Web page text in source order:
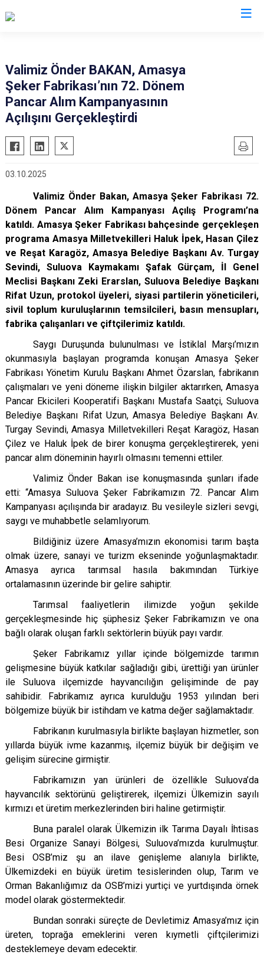
Valimiz Önder BAKAN, Amasya
Şeker Fabrikası’nın 72. Dönem
Pancar Alım Kampanyasının
Açılışını Gerçekleştirdi
03.10.2025
Valimiz Önder Bakan, Amasya Şeker Fabrikası 72.
Dönem Pancar Alım Kampanyası Açılış Programı’na
katıldı. Amasya Şeker Fabrikası bahçesinde gerçekleşen
programa Amasya Milletvekilleri Haluk İpek, Hasan Çilez
ve Reşat Karagöz, Amasya Belediye Başkanı Av. Turgay
Sevindi, Suluova Kaymakamı Şafak Gürçam, İl Genel
Meclisi Başkanı Zeki Erarslan, Suluova Belediye Başkanı
Rifat Uzun, protokol üyeleri, siyasi partilerin yöneticileri,
sivil toplum kuruluşlarının temsilcileri, basın mensupları,
fabrika çalışanları ve çiftçilerimiz katıldı.
Saygı Duruşunda bulunulması ve İstiklal Marşı’mızın
okunmasıyla başlayan programda konuşan Amasya Şeker
Fabrikası Yönetim Kurulu Başkanı Ahmet Özarslan, fabrikanın
çalışmaları ve yeni döneme ilişkin bilgiler aktarırken, Amasya
Pancar Ekicileri Kooperatifi Başkanı Mustafa Saatçi, Suluova
Belediye Başkanı Rifat Uzun, Amasya Belediye Başkanı Av.
Turgay Sevindi, Amasya Milletvekilleri Reşat Karagöz, Hasan
Çilez ve Haluk İpek de birer konuşma gerçekleştirerek, yeni
pancar alım döneminin hayırlı olmasını temenni ettiler.
Valimiz Önder Bakan ise konuşmasında şunları ifade
etti: “Amasya Suluova Şeker Fabrikamızın 72. Pancar Alım
Kampanyası açılışında bir aradayız. Bu vesileyle sizleri sevgi,
saygı ve muhabbetle selamlıyorum.
Bildiğiniz üzere Amasya’mızın ekonomisi tarım başta
olmak üzere, sanayi ve turizm ekseninde yoğunlaşmaktadır.
Amasya ayrıca tarımsal hasıla bakımından Türkiye
ortalamasının üzerinde bir gelire sahiptir.
Tarımsal faaliyetlerin ilimizde yoğun şekilde
gerçekleşmesinde hiç şüphesiz Şeker Fabrikamızın ve ona
bağlı olarak oluşan farklı sektörlerin büyük payı vardır.
Şeker Fabrikamız yıllar içinde bölgemizde tarımın
gelişmesine büyük katkılar sağladığı gibi, ürettiği yan ürünler
ile Suluova ilçemizde hayvancılığın gelişiminde de pay
sahibidir. Fabrikamız ayrıca kurulduğu 1953 yılından beri
bölgemize büyük bir istihdam ve katma değer sağlamaktadır.
Fabrikanın kurulmasıyla birlikte başlayan hizmetler, son
yıllarda büyük ivme kazanmış, ilçemiz büyük bir değişim ve
gelişim sürecine girmiştir.
Fabrikamızın yan ürünleri de özellikle Suluova’da
hayvancılık sektörünü geliştirerek, ilçemizi Ülkemizin sayılı
kırmızı et üretim merkezlerinden biri haline getirmiştir.
Buna paralel olarak Ülkemizin ilk Tarıma Dayalı İhtisas
Besi Organize Sanayi Bölgesi, Suluova’mızda kurulmuştur.
Besi OSB’miz şu an ilave genişleme alanıyla birlikte,
Ülkemizdeki en büyük üretim tesislerinden olup, Tarım ve
Orman Bakanlığımız da OSB’mizi yurtiçi ve yurtdışında örnek
model olarak göstermektedir.
Bundan sonraki süreçte de Devletimiz Amasya’mız için
üreten, toprağa emeklerini veren kıymetli çiftçilerimizi
desteklemeye devam edecektir.